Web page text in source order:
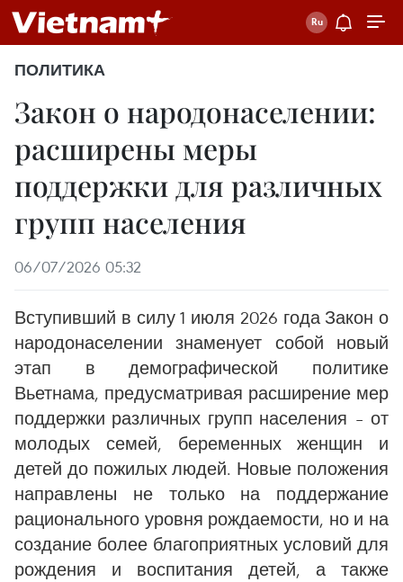
ПОЛИТИКА
Закон о народонаселении:
расширены меры
поддержки для различных
групп населения
06/07/2026 05:32
Вступивший в силу 1 июля 2026 года Закон о
народонаселении знаменует собой новый
этап в демографической политике
Вьетнама, предусматривая расширение мер
поддержки различных групп населения – от
молодых семей, беременных женщин и
детей до пожилых людей. Новые положения
направлены не только на поддержание
рационального уровня рождаемости, но и на
создание более благоприятных условий для
рождения и воспитания детей, а также